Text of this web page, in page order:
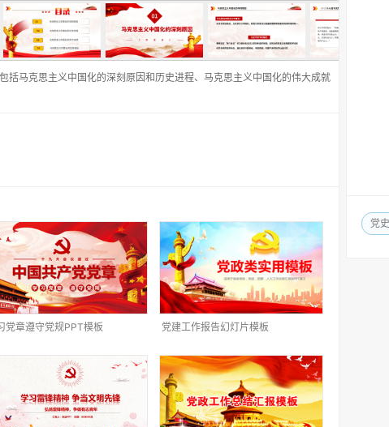
党史
括马克思主义中国化的深刻原因和历史进程、马克思主义中国化的伟大成就
党章遵守党规PPT模板 党建工作报告幻灯片模板